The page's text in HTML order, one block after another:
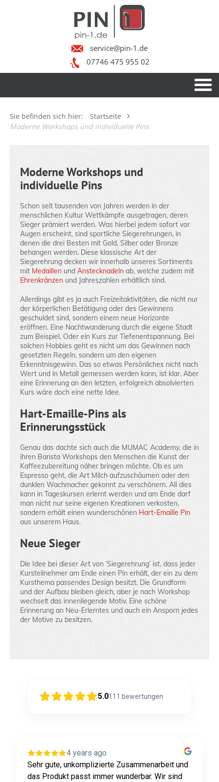
service@pin-1.de
07746 475 955 02
Sie befinden sich hier:
Startseite
Moderne Workshops und individuelle Pins
Moderne Workshops und
individuelle Pins
Schon seit tausenden von Jahren werden in der
menschlichen Kultur Wettkämpfe ausgetragen, deren
Sieger prämiert werden. Was hierbei jedem sofort vor
Augen erscheint, sind sportliche Siegerehrungen, in
denen die drei Besten mit Gold, Silber oder Bronze
behangen werden. Diese klassische Art der
Siegerehrung decken wir innerhalb unseres Sortiments
mit Medaillen und Anstecknadeln ab, welche zudem mit
Ehrenkränzen und Jahreszahlen erhältlich sind.
Allerdings gibt es ja auch Freizeitaktivitäten, die nicht nur
der körperlichen Betätigung oder des Gewinnens
geschuldet sind, sondern einem neue Horizonte
eröffnen. Eine Nachtwanderung durch die eigene Stadt
zum Beispiel. Oder ein Kurs zur Tiefenentspannung. Bei
solchen Hobbies geht es nicht um das Gewinnen nach
gesetzten Regeln, sondern um den eigenen
Erkenntnisgewinn. Das so etwas Persönliches nicht nach
Wert und in Metall gemessen werden kann, ist klar. Aber
eine Erinnerung an den letzten, erfolgreich absolvierten
Kurs wäre doch eine nette Idee.
Hart-Emaille-Pins als
Erinnerungsstück
Genau das dachte sich auch die MUMAC Academy, die in
ihren Barista Workshops den Menschen die Kunst der
Kaffeezubereitung näher bringen möchte. Ob es um
Espresso geht, die Art Milch aufzuschäumen oder den
dunklen Wachmacher gekonnt zu verschönern. All dies
kann in Tageskursen erlernt werden und am Ende darf
man nicht nur seine eigenen Kreationen verkosten,
sondern erhält einen wunderschönen Hart-Emaille Pin
aus unserem Haus.
Neue Sieger
Die Idee bei dieser Art von ‘Siegerehrung’ ist, dass jeder
Kursteilnehmer am Ende einen Pin erhält, der ein zu dem
Kursthema passendes Design besitzt. Die Grundform
und der Aufbau bleiben gleich, aber je nach Workshop
wechselt das innenliegende Motiv. Eine schöne
Erinnerung an Neu-Erlerntes und auch ein Ansporn jedes
der Motive zu besitzen.
5.0111 bewertungen
4 years ago
Sehr gute, unkomplizierte Zusammenarbeit und
das Produkt passt immer wunderbar. Wir sind